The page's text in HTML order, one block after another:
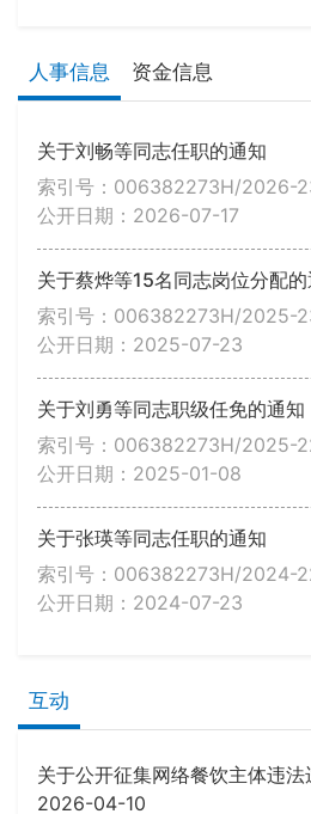
人事信息 资金信息
关于刘畅等同志任职的通知
索引号：006382273H/2026-
公开日期：2026-07-17
关于蔡烨等15名同志岗位分配
索引号：006382273H/2025-
公开日期：2025-07-23
关于刘勇等同志职级任免的通知
索引号：006382273H/2025-
公开日期：2025-01-08
关于张瑛等同志任职的通知
索引号：006382273H/2024-
公开日期：2024-07-23
互动
关于公开征集网络餐饮主体违
2026-04-10